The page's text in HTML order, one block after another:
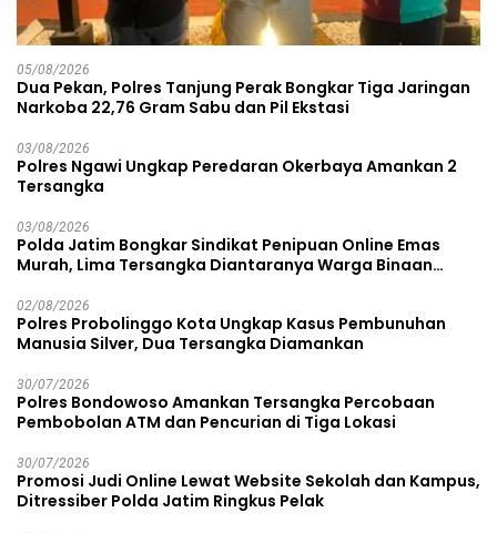
05/08/2026
Dua Pekan, Polres Tanjung Perak Bongkar Tiga Jaringan
Narkoba 22,76 Gram Sabu dan Pil Ekstasi
03/08/2026
Polres Ngawi Ungkap Peredaran Okerbaya Amankan 2
Tersangka
03/08/2026
Polda Jatim Bongkar Sindikat Penipuan Online Emas
Murah, Lima Tersangka Diantaranya Warga Binaan
02/08/2026
Polres Probolinggo Kota Ungkap Kasus Pembunuhan
Manusia Silver, Dua Tersangka Diamankan
30/07/2026
Polres Bondowoso Amankan Tersangka Percobaan
Pembobolan ATM dan Pencurian di Tiga Lokasi
30/07/2026
Promosi Judi Online Lewat Website Sekolah dan Kampus,
Ditressiber Polda Jatim Ringkus Pelak